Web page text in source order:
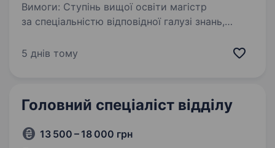
Вимоги: Ступінь вищої освіти магістр
за спеціальністю відповідної галузі знань,
спеціальності 081, педагогіка — код
5 днів тому
Головний спеціаліст відділу
13 500 – 18 000 грн